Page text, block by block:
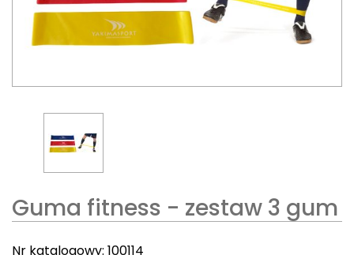
Guma fitness - zestaw 3 gum
Nr katalogowy: 100114